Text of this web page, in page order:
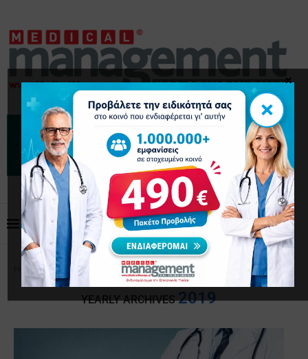
Home Archives
YEARLY ARCHIVES2019
×
×